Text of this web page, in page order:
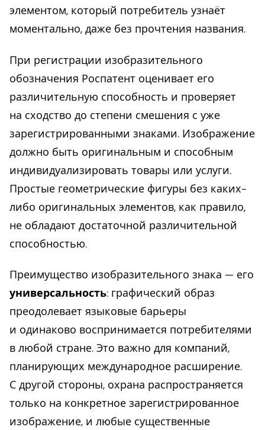
элементом, который потребитель узнаёт
моментально, даже без прочтения названия.
При регистрации изобразительного
обозначения Роспатент оценивает его
различительную способность и проверяет
на сходство до степени смешения с уже
зарегистрированными знаками. Изображение
должно быть оригинальным и способным
индивидуализировать товары или услуги.
Простые геометрические фигуры без каких-
либо оригинальных элементов, как правило,
не обладают достаточной различительной
способностью.
Преимущество изобразительного знака — его
универсальность: графический образ
преодолевает языковые барьеры
и одинаково воспринимается потребителями
в любой стране. Это важно для компаний,
планирующих международное расширение.
С другой стороны, охрана распространяется
только на конкретное зарегистрированное
изображение, и любые существенные